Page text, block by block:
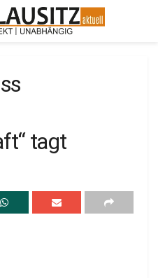
tagt